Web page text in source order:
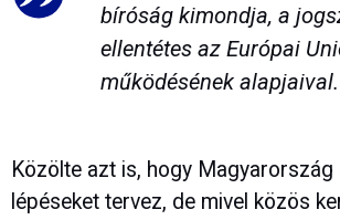
bíróság kimondja, a
ellentétes az Európai
működésének alapjaival.
Közölte azt is, hogy Magyarország
lépéseket tervez, de mivel közös